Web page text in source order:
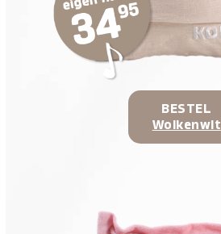
BESTEL
Wolkenwit